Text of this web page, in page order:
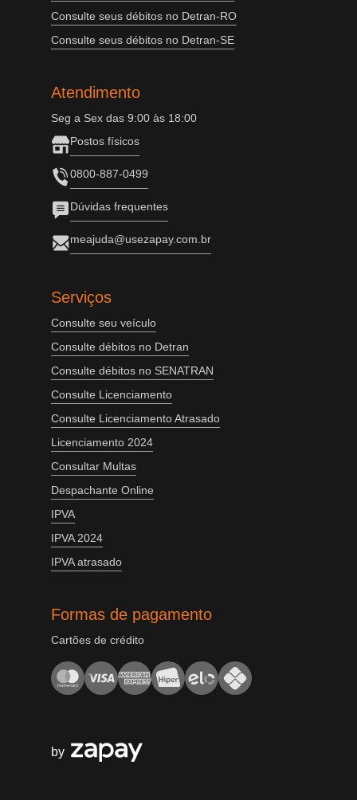
Consulte seus débitos no Detran-RO
Consulte seus débitos no Detran-SE
Atendimento
Seg a Sex das 9:00 às 18:00
Postos físicos
0800-887-0499
Dúvidas frequentes
meajuda@usezapay.com.br
Serviços
Consulte seu veículo
Consulte débitos no Detran
Consulte débitos no SENATRAN
Consulte Licenciamento
Consulte Licenciamento Atrasado
Licenciamento 2024
Consultar Multas
Despachante Online
IPVA
IPVA 2024
IPVA atrasado
Formas de pagamento
Cartões de crédito
by